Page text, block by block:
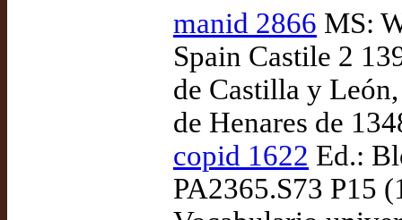
manid 2866 MS:
Spain Castile 2
de Castilla y
de Henares de
copid 1622 Ed.:
PA2365.S73 P15